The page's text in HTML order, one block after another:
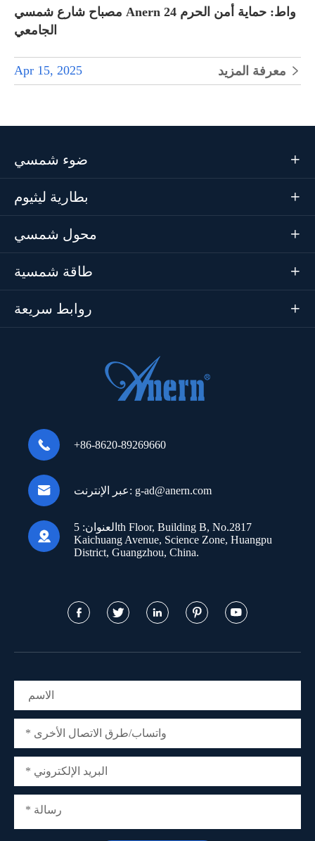
مصباح شارع شمسي Anern 24 واط: حماية أمن الحرم
الجامعي
Apr 15, 2025 
ضوء شمسي 
بطارية ليثيوم 
محول شمسي 
طاقة شمسية 
روابط سريعة 
 +86-8620-89269660
 عبر الإنترنت: g-ad@anern.com

العنوان: 5th Floor, Building B, No.2817
Kaichuang Avenue, Science Zone, Huangpu
District, Guangzhou, China.
    